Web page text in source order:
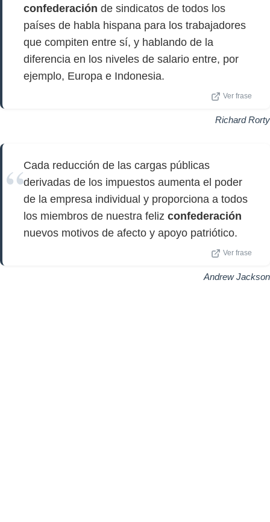
confederación de sindicatos de todos los
países de habla hispana para los trabajadores
que compiten entre sí, y hablando de la
diferencia en los niveles de salario entre, por
ejemplo, Europa e Indonesia.
Ver frase
Richard Rorty
Cada reducción de las cargas públicas
derivadas de los impuestos aumenta el poder
de la empresa individual y proporciona a todos
los miembros de nuestra feliz confederación
nuevos motivos de afecto y apoyo patriótico.
Ver frase
Andrew Jackson